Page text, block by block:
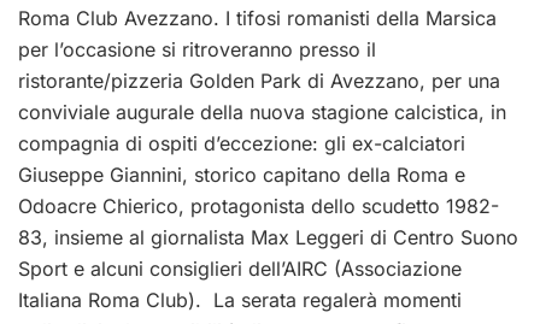
Roma Club Avezzano. I tifosi romanisti della Marsica
per l’occasione si ritroveranno presso il
ristorante/pizzeria Golden Park di Avezzano, per una
conviviale augurale della nuova stagione calcistica, in
compagnia di ospiti d’eccezione: gli ex-calciatori
Giuseppe Giannini, storico capitano della Roma e
Odoacre Chierico, protagonista dello scudetto 1982-
83, insieme al giornalista Max Leggeri di Centro Suono
Sport e alcuni consiglieri dell’AIRC (Associazione
Italiana Roma Club). La serata regalerà momenti